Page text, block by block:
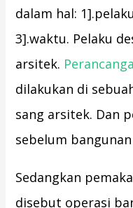
dalam hal:
3].waktu. Pelaku
arsitek.
dilakukan di
sang arsitek. Dan
sebelum
Sedangkan
disebut operasi